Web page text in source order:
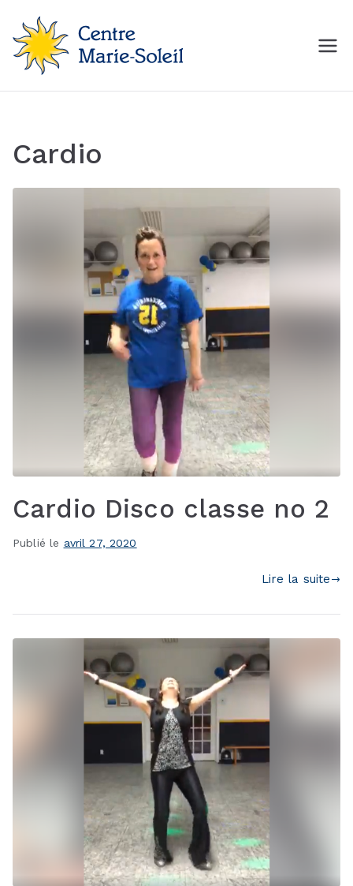
contenu
Centre Marie-Soleil
MON Centre de mise en
Cardio
Cardio Disco classe no 2
Publié le avril 27, 2020
Lire la suite